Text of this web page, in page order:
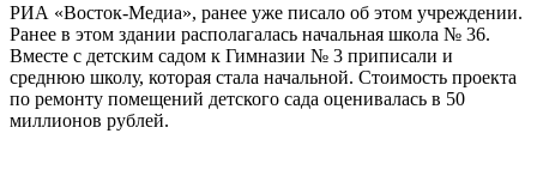
РИА «Восток-Медиа», ранее уже писало об этом учреждении.
Ранее в этом здании располагалась начальная школа № 36.
Вместе с детским садом к Гимназии № 3 приписали и
среднюю школу, которая стала начальной. Стоимость проекта
по ремонту помещений детского сада оценивалась в 50
миллионов рублей.